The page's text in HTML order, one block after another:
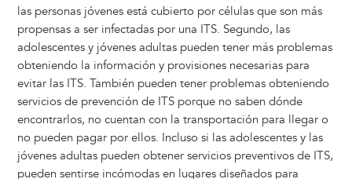
las personas jóvenes está cubierto por células que son más
propensas a ser infectadas por una ITS. Segundo, las
adolescentes y jóvenes adultas pueden tener más problemas
obteniendo la información y provisiones necesarias para
evitar las ITS. También pueden tener problemas obteniendo
servicios de prevención de ITS porque no saben dónde
encontrarlos, no cuentan con la transportación para llegar o
no pueden pagar por ellos. Incluso si las adolescentes y las
jóvenes adultas pueden obtener servicios preventivos de ITS,
pueden sentirse incómodas en lugares diseñados para